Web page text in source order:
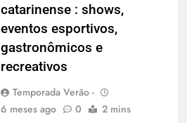
Temporada Verão 2027
catarinense : shows,
eventos esportivos,
gastronômicos e
recreativos
Temporada Verão -
6 meses ago
0 2 mins